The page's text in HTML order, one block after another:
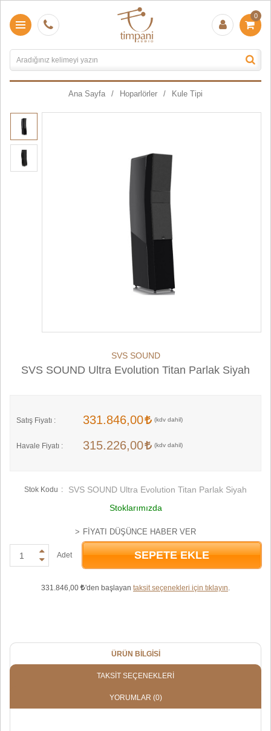
0
Ana Sayfa Hoparlörler Kule Tipi
SVS SOUND
SVS SOUND Ultra Evolution Titan Parlak Siyah
Satış Fiyatı : 331.846,00
Havale Fiyatı : 315.226,00
Stok Kodu
SVS SOUND Ultra Evolution Titan Parlak Siyah
Stoklarımızda
FIYATI DÜŞÜNCE HABER VER
Adet SEPETE EKLE
331.846,00 'den başlayan taksit seçenekleri için tıklayın.
ÜRÜN BILGISI
TAKSIT SEÇENEKLERI
YORUMLAR (0)